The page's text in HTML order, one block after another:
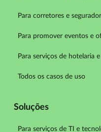
Para corretores e
Para promover eventos e
Para serviços de hotelaria
Todos os casos de uso
Soluções
Para serviços de TI e